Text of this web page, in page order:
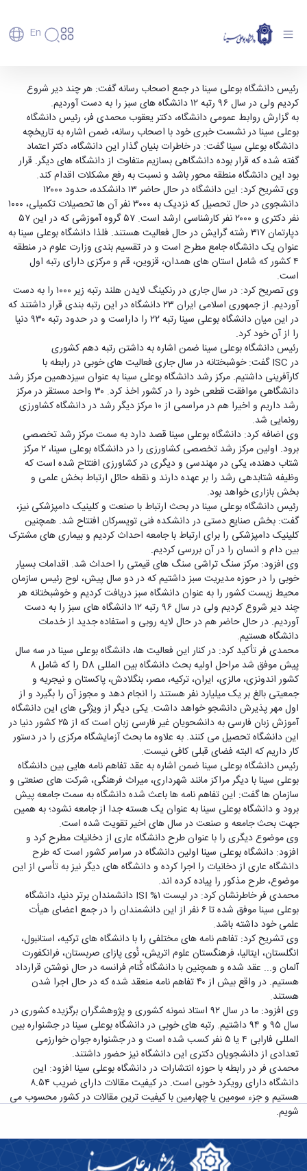
En
دانشگاه
تاریخچه
و
معرفی
برنامه
راهبردی
دانشگاه
نقشه
دانشگاه
ساختار
سازمانی
سازمان
دانشگاه
حوزه
ریاست
معاونت
توسعه
مدیریت
و
پشتیبانی
معاونت
آموزشی
و
تحصیلات
تکمیلی
معاونت
دانشجویی
معاونت
پژوهش
و
فناوری
معاونت
فرهنگی
و
اجتماعی
نهاد
نمایندگی
مقام
معظم
رهبری
تماس
با
دانشگاه
روابط
عمومی
آدرس
دانشکده‌ها
شماره
تلفن‌ها
آموزش
پذیرش
کارشناسی
تحصیلات
تکمیلی
پسا
دکترا
استعدادهای
درخشان
دانشجویان
غیرایرانی
مهمانی
و
انتقال
حمایت‌های
تحصیلی
تحصیل
در
دانشگاه
D8
رشته‌های
تحصیلی
کارشناسی
تحصیلات
تکمیلی
آموزش‌های
آزاد
برنامه‌های
آموزشی
آموزش
زبان
فارسی
به
غیرفارسی‌زبانان
آموزش‌های
کاربردی
و
الکترونیکی
آموزش
کارکنان
سایر
تقویم
آموزشی
نظامنامه
اخلاق
آموزش
دانش‌آموختگان
پژوهش
فناوری و
کارآفرینی
دفتر
ارتباط
با
صنعت
پردیس
علم
و
فناوری
مراکز
تحقیقات
و فناوری
پژوهشکده
شیمی
گیاهی
پژوهشکده
آب
مرکز
آپا
دانشگاه
بوعلی
سینا
آزمایشگاه
های
تحقیقاتی
آزمایشگاه
مرکزی
آزمایشگاه
تنش
پسماند
آزمایشگاه
مقاومت
مصالح
آزمایشگاه
مواد
آزمایشگاه
باستان
شناسی
آزمایشگاه
هوش
ربات
و
بینایی
آزمایشگاه
ژئوماتیک
پژوهش
کتابخانه
مرکزی
و
مرکز
اسناد
پایان
نامه
و
رساله
علم
سنجی
همایش‌ها
انتشارات
دانشگاه
نشر
کتب
مجلات
علمی
فصلنامه
معاونت
پژوهش
و
فناوری
دانشکده‌ها
پردیس
اصلی
مهندسی
کشاورزی
شیمی
و
علوم
نفت
علوم
انسانی
هنر
معماری
دامپزشکی
علوم
پایه
علوم
اقتصادی
و
اجتماعی
علوم
ورزشی
دانشکده
های
اقماری
فنی
و
مهندسی
کبودرآهنگ
فنی
و
منابع
طبیعی
تویسرکان
مدیریت
و
حسابداری
رزن
صنایع
غذایی
بهار
مجتمع
آموزش
عالی
فاطمیه
نهاوند
(ویژه
دختران)
رفاهی
رفاهی
پرسنل
اداره
رفاه
کارکنان
مهمانسرای
دانشگاه
رفاهی
دانشجویان
مدیریت
دانشجویان
مرکز
مشاوره
و
سبک
زندگی
مرکز
بهداشت
و
درمان
خوابگاه‌های
دانشجویی
سلف
سرویس
ورزش و
سرگرمی
اداره
تربیت
بدنی
و
فوق
برنامه
استخر
زمین
چمن
سالن‌های
ورزشی
تفریحی-
سیاحتی
باغ
دانشگاه
موزه
تاریخ
طبیعی
اعضای
هیأت
علمی
کارکنان
دانشجویان
فارغ
التحصیلان
فوق
برنامه
فعالیت‌های
دانشجویی
علمی
دانشجویی
تشکل‌های
اسلامی
دانشجویان
نشریات
دانشجویی
کانون‌های
فرهنگی
فعالیت‌های
داوطلبانه
سمن‌های
مرتبط
بنیاد
خیرین
حامی
دانشگاه
بوعلی
سینا
مؤسسه
حمایت
های
مردمی
دانشگاه
(محمد)
پایگاه
خبری
بسنا
پیشخوان
احراز
هویت
ارتباط
با ما
روابط
بین
الملل
(قدم
الآن)
Apply
Now
دانشگاه بوعلی سینا، رتبه ۱۲ دانشگاه های سبز
کشور - دانشگاه بوعلی سینا همدان
رئیس دانشگاه بوعلی سینا در جمع اصحاب رسانه گفت: هر چند دیر شروع
کردیم ولی در سال ۹۶ رتبه ۱۲ دانشگاه های سبز را به دست آوردیم.
به گزارش روابط عمومی دانشگاه، دکتر یعقوب محمدی فر، رئیس دانشگاه
بوعلی سینا در نشست خبری خود با اصحاب رسانه، ضمن اشاره به تاریخچه
دانشگاه بوعلی سینا گفت: در خاطرات بنیان گذار این دانشگاه، دکتر اعتماد
گفته شده که قرار بوده دانشگاهی بسازیم متفاوت از دانشگاه های دیگر. قرار
بود این دانشگاه منطقه محور باشد و نسبت به رفع مشکلات اقدام کند.
وی تشریح کرد: این دانشگاه در حال حاضر ۱۳ دانشکده، حدود ۱۲۰۰۰
دانشجوی در حال تحصیل که نزدیک به ۳۰۰۰ نفر آن ها تحصیلات تکمیلی، ۱۰۰۰
نفر دکتری و ۲۰۰۰ نفر کارشناسی ارشد است. ۵۷ گروه آموزشی که در این ۵۷
دپارتمان ۳۱۷ رشته گرایش در حال فعالیت هستند. فلذا دانشگاه بوعلی سینا به
عنوان یک دانشگاه جامع مطرح است و در تقسیم بندی وزارت علوم در منطقه
۴ کشور که شامل استان های همدان، قزوین، قم و مرکزی دارای رتبه اول
است.
وی تصریح کرد: در سال جاری در رنکینگ لایدن هلند رتبه زیر ۱۰۰۰ را به دست
آوردیم. از جمهوری اسلامی ایران ۲۳ دانشگاه در این رتبه بندی قرار داشتند که
در این میان دانشگاه بوعلی سینا رتبه ۲۲ را داراست و در حدود رتبه ۹۳۰ دنیا
را از آن خود کرد.
رئیس دانشگاه بوعلی سینا ضمن اشاره به داشتن رتبه دهم کشوری
در ISC گفت: خوشبختانه در سال جاری فعالیت های خوبی در رابطه با
کارآفرینی داشتیم. مرکز رشد دانشگاه بوعلی سینا به عنوان سیزدهمین مرکز رشد
دانشگاهی موافقت قطعی خود را در کشور اخذ کرد. ۳۰ واحد مستقر در مرکز
رشد داریم و اخیرا هم در مراسمی از ۱۰ مرکز دیگر رشد در دانشگاه کشاورزی
رونمایی شد.
وی اضافه کرد: دانشگاه بوعلی سینا قصد دارد به سمت مرکز رشد تخصصی
برود. اولین مرکز رشد تخصصی کشاورزی را در دانشگاه بوعلی سینا، ۲ مرکز
شتاب دهنده، یکی در مهندسی و دیگری در کشاورزی افتتاح شده است که
وظیفه شتابدهی رشد را بر عهده دارند و نقطه حائل ارتباط بخش علمی و
بخش بازاری خواهد بود.
رئیس دانشگاه بوعلی سینا در بحث ارتباط با صنعت و کلینیک دامپزشکی نیز،
گفت: بخش صنایع دستی در دانشکده فنی تویسرکان افتتاح شد. همچنین
کلینیک دامپزشکی را برای ارتباط با جامعه احداث کردیم و بیماری های مشترک
بین دام و انسان را در آن بررسی کردیم.
وی افزود: مرکز سنگ تراشی سنگ های قیمتی را احداث شد. اقدامات بسیار
خوبی را در حوزه مدیریت سبز داشتیم که در دو سال پیش، لوح رئیس سازمان
محیط زیست کشور را به عنوان دانشگاه سبز دریافت کردیم و خوشبختانه هر
چند دیر شروع کردیم ولی در سال ۹۶ رتبه ۱۲ دانشگاه های سبز را به دست
آوردیم. در حال حاضر هم در حال لایه روبی و استفاده جدید از خدمات
دانشگاه هستیم.
محمدی فر تأکید کرد: در کنار این فعالیت ها، دانشگاه بوعلی سینا در سه سال
پیش موفق شد مراحل اولیه بحث دانشگاه بین المللی D8 را که شامل ۸
کشور اندونزی، مالزی، ایران، ترکیه، مصر، بنگلادش، پاکستان و نیجریه و
جمعیتی بالغ بر یک میلیارد نفر هستند را انجام دهد و مجوز آن را بگیرد و از
اول مهر پذیرش دانشجو خواهد داشت. یکی دیگر از ویژگی های این دانشگاه
آموزش زبان فارسی به دانشحویان غیر فارسی زبان است که از ۲۵ کشور دنیا در
این دانشگاه تحصیل می کنند. به علاوه ما بحث آزمایشگاه مرکزی را در دستور
کار داریم که البته فضای قبلی کافی نیست.
رئیس دانشگاه بوعلی سینا ضمن اشاره به عقد تفاهم نامه هایی بین دانشگاه
بوعلی سینا با دیگر مراکز مانند شهرداری، میراث فرهنگی، شرکت های صنعتی و
سازمان ها گفت: این تفاهم نامه ها باعث شده دانشگاه به سمت جامعه پیش
برود و دانشگاه بوعلی سینا به عنوان یک هسته جدا از جامعه نشود؛ به همین
جهت بحث جامعه و صنعت در سال های اخیر تقویت شده است.
وی موضوع دیگری را با عنوان طرح دانشگاه عاری از دخانیات مطرح کرد و
افزود: دانشگاه بوعلی سینا اولین دانشگاه در سراسر کشور است که طرح
دانشگاه عاری از دخانیات را اجرا کرده و دانشگاه های دیگر نیز به تأسی از این
موضوع، طرح مذکور را پیاده کرده اند.
محمدی فر خاطرنشان کرد: در لیست ۱% ISI دانشمندان برتر دنیا، دانشگاه
بوعلی سینا موفق شده تا ۶ نفر از این دانشمندان را در جمع اعضای هیأت
علمی خود داشته باشد.
وی تشریح کرد: تفاهم نامه های مختلفی را با دانشگاه های ترکیه، استانبول،
انگلستان، ایتالیا، فرهنگستان علوم اتریش، نُوی پازای صربستان، فرانکفورت
آلمان و... عقد شده و همچنین با دانشگاه کُنام فرانسه در حال نوشتن قرارداد
هستیم. در واقع بیش از ۴۰ تفاهم نامه منعقد شده که در حال اجرا شدن
هستند.
وی افزود: ما در سال ۹۲ استاد نمونه کشوری و پژوهشگران برگزیده کشوری در
سال ۹۵ و ۹۴ داشتیم. رتبه های خوبی در دانشگاه بوعلی سینا در جشنواره بین
المللی فارابی ۴ یا ۵ نفر کسب شده است و در جشنواره جوان خوارزمی
تعدادی از دانشجویان دکتری این دانشگاه نیز حضور داشتند.
محمدی فر در رابطه با حوزه انتشارات در دانشگاه بوعلی سینا افزود: این
دانشگاه دارای رویکرد خوبی است. در کیفیت مقالات دارای ضریب ۸.۵۴
هستیم و جزء سومین یا چهارمین با کیفیت ترین مقالات در کشور محسوب می
شویم.